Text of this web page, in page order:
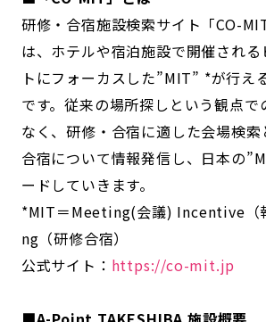
研修・合宿施設検索サイト「CO-
は、ホテルや宿泊施設で開催され
トにフォーカスした”MIT” *が行え
です。従来の場所探しという観点で
なく、研修・合宿に適した会場検索
合宿について情報発信し、日本の
ードしていきます。
*MIT＝Meeting(会議) Incentive（
ng（研修合宿）
公式サイト： https://co-mit.jp